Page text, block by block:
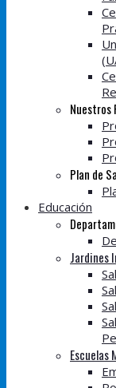
Nuestros
Plan de
Educación
Jardines
Escuelas